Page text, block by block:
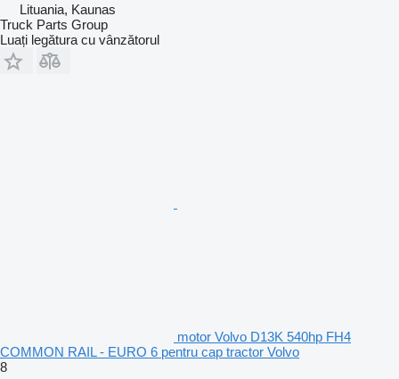
Lituania, Kaunas
Truck Parts Group
Luați legătura cu vânzătorul
motor Volvo D13K 540hp FH4
COMMON RAIL - EURO 6 pentru cap tractor Volvo
8